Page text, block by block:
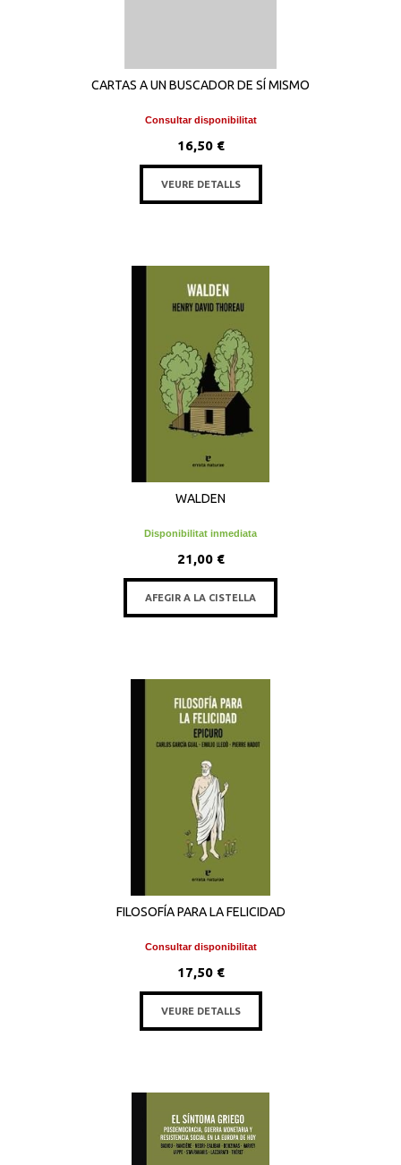
CARTAS A UN BUSCADOR DE SÍ MISMO
Consultar disponibilitat
16,50 €
VEURE DETALLS
WALDEN
Disponibilitat inmediata
21,00 €
AFEGIR A LA CISTELLA
FILOSOFÍA PARA LA FELICIDAD
Consultar disponibilitat
17,50 €
VEURE DETALLS